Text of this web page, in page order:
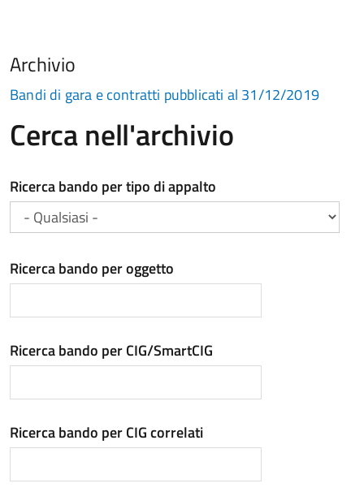
Archivio
Bandi di gara e contratti pubblicati al 31/12/2019
Cerca nell'archivio
Ricerca bando per tipo di appalto
Ricerca bando per oggetto
Ricerca bando per CIG/SmartCIG
Ricerca bando per CIG correlati